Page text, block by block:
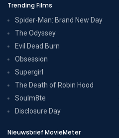
Trending Films
Spider-Man: Brand New Day
The Odyssey
Evil Dead Burn
Obsession
Supergirl
The Death of Robin Hood
Soulm8te
Disclosure Day
Nieuwsbrief MovieMeter